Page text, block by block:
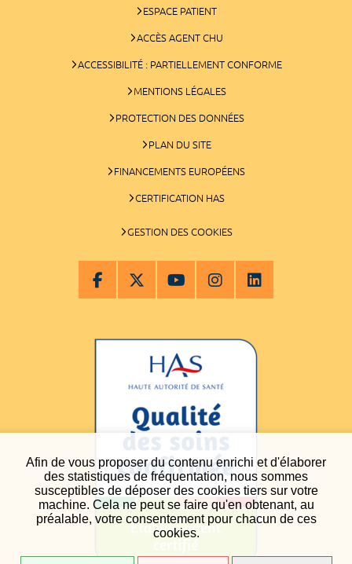
Afin de vous proposer du contenu enrichi et d'élaborer
des statistiques de fréquentation, nous sommes
susceptibles de déposer des cookies tiers sur votre
machine. Cela ne peut se faire qu'en obtenant, au
préalable, votre consentement pour chacun de ces
cookies.
ESPACE PATIENT
ACCÈS AGENT CHU
ACCESSIBILITÉ : PARTIELLEMENT CONFORME
MENTIONS LÉGALES
PROTECTION DES DONNÉES
PLAN DU SITE
FINANCEMENTS EUROPÉENS
CERTIFICATION HAS
GESTION DES COOKIES